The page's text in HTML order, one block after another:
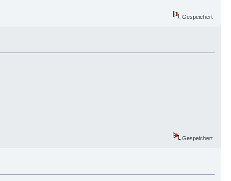
Gespeichert
Gespeichert